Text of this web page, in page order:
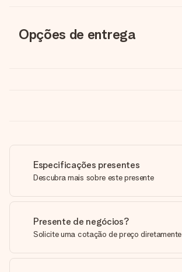
Opções de entrega
Especificações presentes
Descubra mais sobre este presente
Presente de negócios?
Solicite uma cotação de preço diretamente